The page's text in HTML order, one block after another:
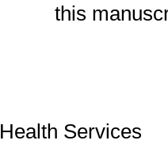
this
Health Services